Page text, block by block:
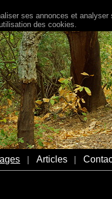
Articles
ses annonces et
des cookies.